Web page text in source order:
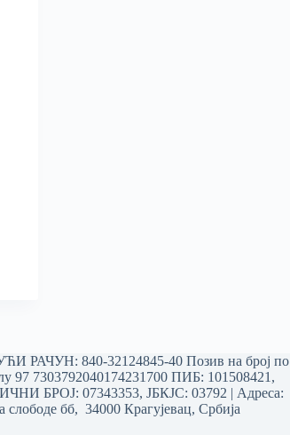
РАЧУН: 840-32124845-40 Позив на број по
97 7303792040174231700ПИБ: 101508421,
БРОЈ: 07343353, ЈБКЈС: 03792 | Aдреса:
слободе бб, 34000 Крагујевац, Србија